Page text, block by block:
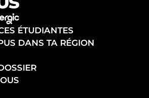
ÉTUDIANTES
DANS TA RÉGION